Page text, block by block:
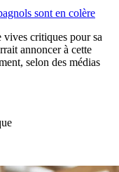
sont en colère
critiques pour sa
annoncer à cette
selon des médias